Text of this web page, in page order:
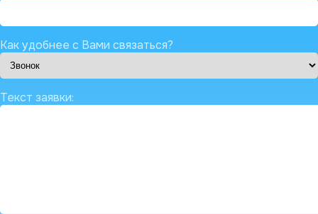
Как удобнее с Вами связаться?
Текст заявки: